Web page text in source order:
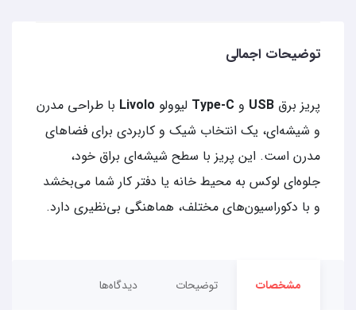
توضیحات اجمالی
پریز برق USB و لیوولو Livolo با طراحی مدرن
و شیشه‌ای، یک انتخاب شیک و کاربردی برای فضاهای
مدرن است. این پریز با سطح شیشه‌ای براق خود،
جلوه‌ای لوکس به محیط خانه یا دفتر کار شما می‌بخشد
و با دکوراسیون‌های مختلف، هماهنگی بی‌نظیری دارد.
مشخصات توضیحات دیدگاه‌ها